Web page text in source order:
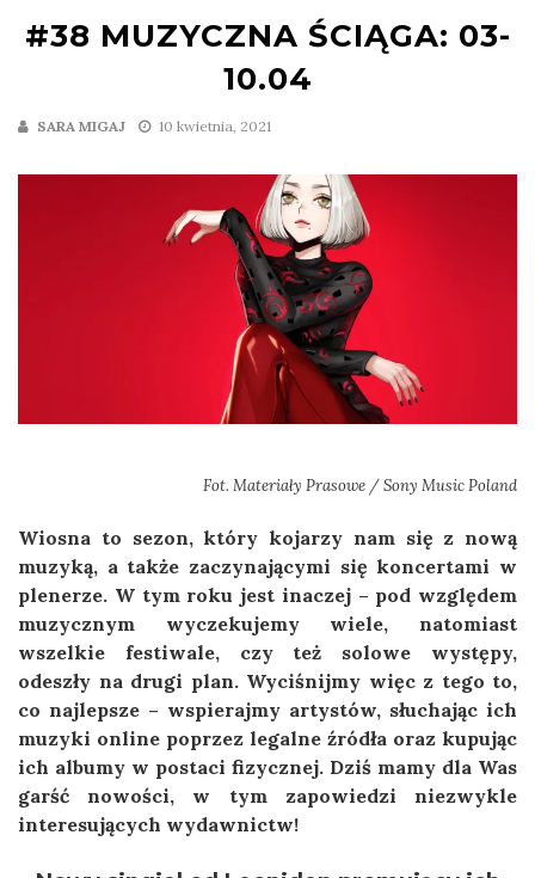
#38 MUZYCZNA ŚCIĄGA: 03-
10.04
SARA MIGAJ 10 kwietnia, 2021
Fot. Materiały Prasowe / Sony Music Poland
Wiosna to sezon, który kojarzy nam się z nową
muzyką, a także zaczynającymi się koncertami w
plenerze. W tym roku jest inaczej – pod względem
muzycznym wyczekujemy wiele, natomiast
wszelkie festiwale, czy też solowe występy,
odeszły na drugi plan. Wyciśnijmy więc z tego to,
co najlepsze – wspierajmy artystów, słuchając ich
muzyki online poprzez legalne źródła oraz kupując
ich albumy w postaci fizycznej. Dziś mamy dla Was
garść nowości, w tym zapowiedzi niezwykle
interesujących wydawnictw!